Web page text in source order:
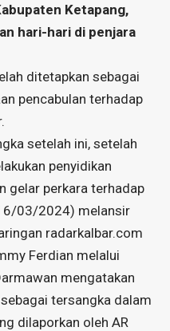
Ketapang,
hari-hari di penjara
ditetapkan sebagai
pencabulan terhadap
setelah ini, setelah
penyidikan
gelar perkara terhadap
03/2024) melansir
radarkalbar.com
Ferdian melalui
mengatakan
tersangka dalam
dilaporkan oleh AR